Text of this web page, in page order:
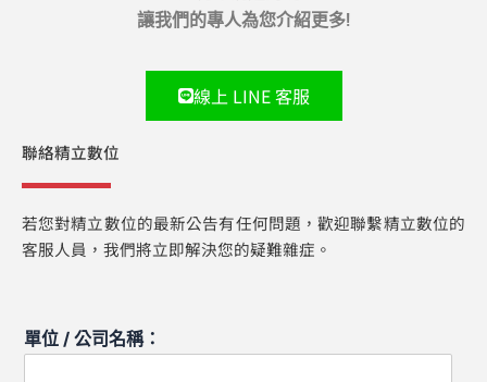
讓我們的專人為您介紹更多!
線上 LINE 客服
聯絡精立數位
若您對精立數位的最新公告有任何問題，歡迎聯繫精立數位的
客服人員，我們將立即解決您的疑難雜症。
單位 / 公司名稱：